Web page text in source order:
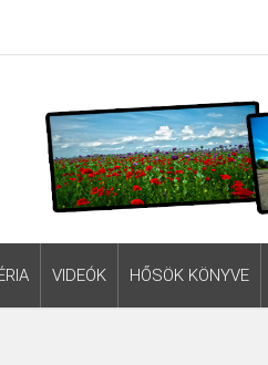
VIDEÓK HŐSÖK KÖNYVE